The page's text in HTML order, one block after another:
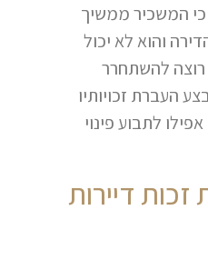
המשכיר ממשיך
והוא לא יכול
רוצה להשתחרר
העברת זכויותיו
לתבוע פינוי
דיירות